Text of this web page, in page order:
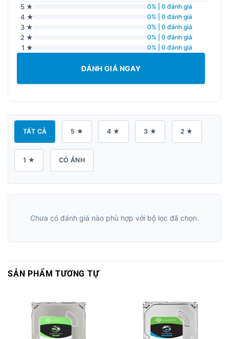
5 ★ 0% | 0 đánh giá
4 ★ 0% | 0 đánh giá
3 ★ 0% | 0 đánh giá
2 ★ 0% | 0 đánh giá
1 ★ 0% | 0 đánh giá
ĐÁNH GIÁ NGAY
TẤT CẢ 5 ★ 4 ★ 3 ★ 2 ★
1 ★ CÓ ẢNH
Chưa có đánh giá nào phù hợp với bộ lọc đã chọn.
SẢN PHẨM TƯƠNG TỰ